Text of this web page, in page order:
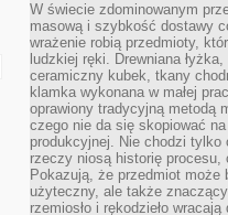
W świecie zdominowanym
masową i szybkość dostawy
wrażenie robią przedmioty,
ludzkiej ręki. Drewniana
ceramiczny kubek, tkany
klamka wykonana w małej
oprawiony tradycyjną metodą
czego nie da się skopiować
produkcyjnej. Nie chodzi tylko
rzeczy niosą historię procesu,
Pokazują, że przedmiot może
użyteczny, ale także
rzemiosło i rękodzieło